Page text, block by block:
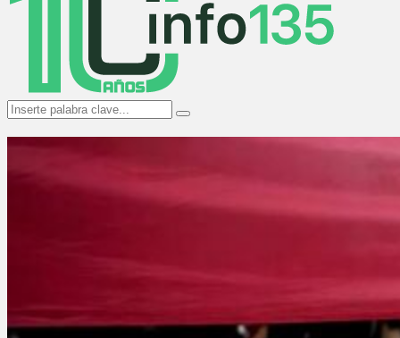
Search
for:
Search